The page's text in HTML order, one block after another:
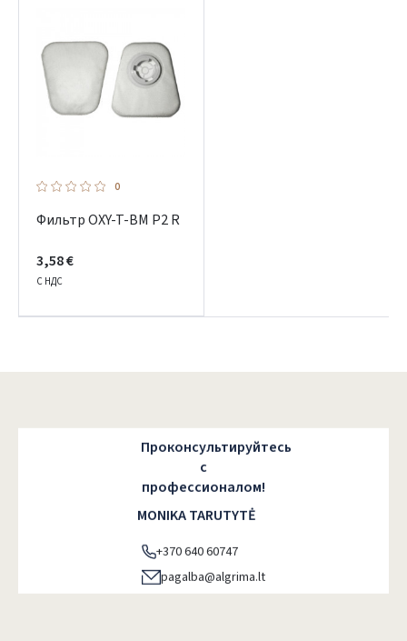
0
Фильтр OXY-T-BM P2 R
3,58 €
С НДС
Проконсультируйтесь
с
профессионалом!
MONIKA TARUTYTĖ
+370 640 60747
pagalba@algrima.lt